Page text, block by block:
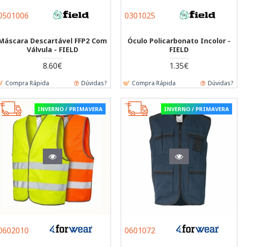
Descartável FFP2 Com
Válvula - FIELD
8.60€
Compra Rápida Dúvidas?
0301025
Óculo Policarbonato Incolor -
FIELD
1.35€
Compra Rápida Dúvidas?
INVERNO / PRIMAVERA INVERNO / PRIMAVERA
0601072